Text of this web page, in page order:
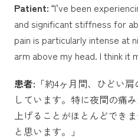
Patient: “I’ve been
and significant stiffness for
pain is particularly intense at
arm above my head. I think it
患者: 「約4ヶ月間、ひどい
しています。特に夜間の痛
上げることがほとんどでき
と思います。」